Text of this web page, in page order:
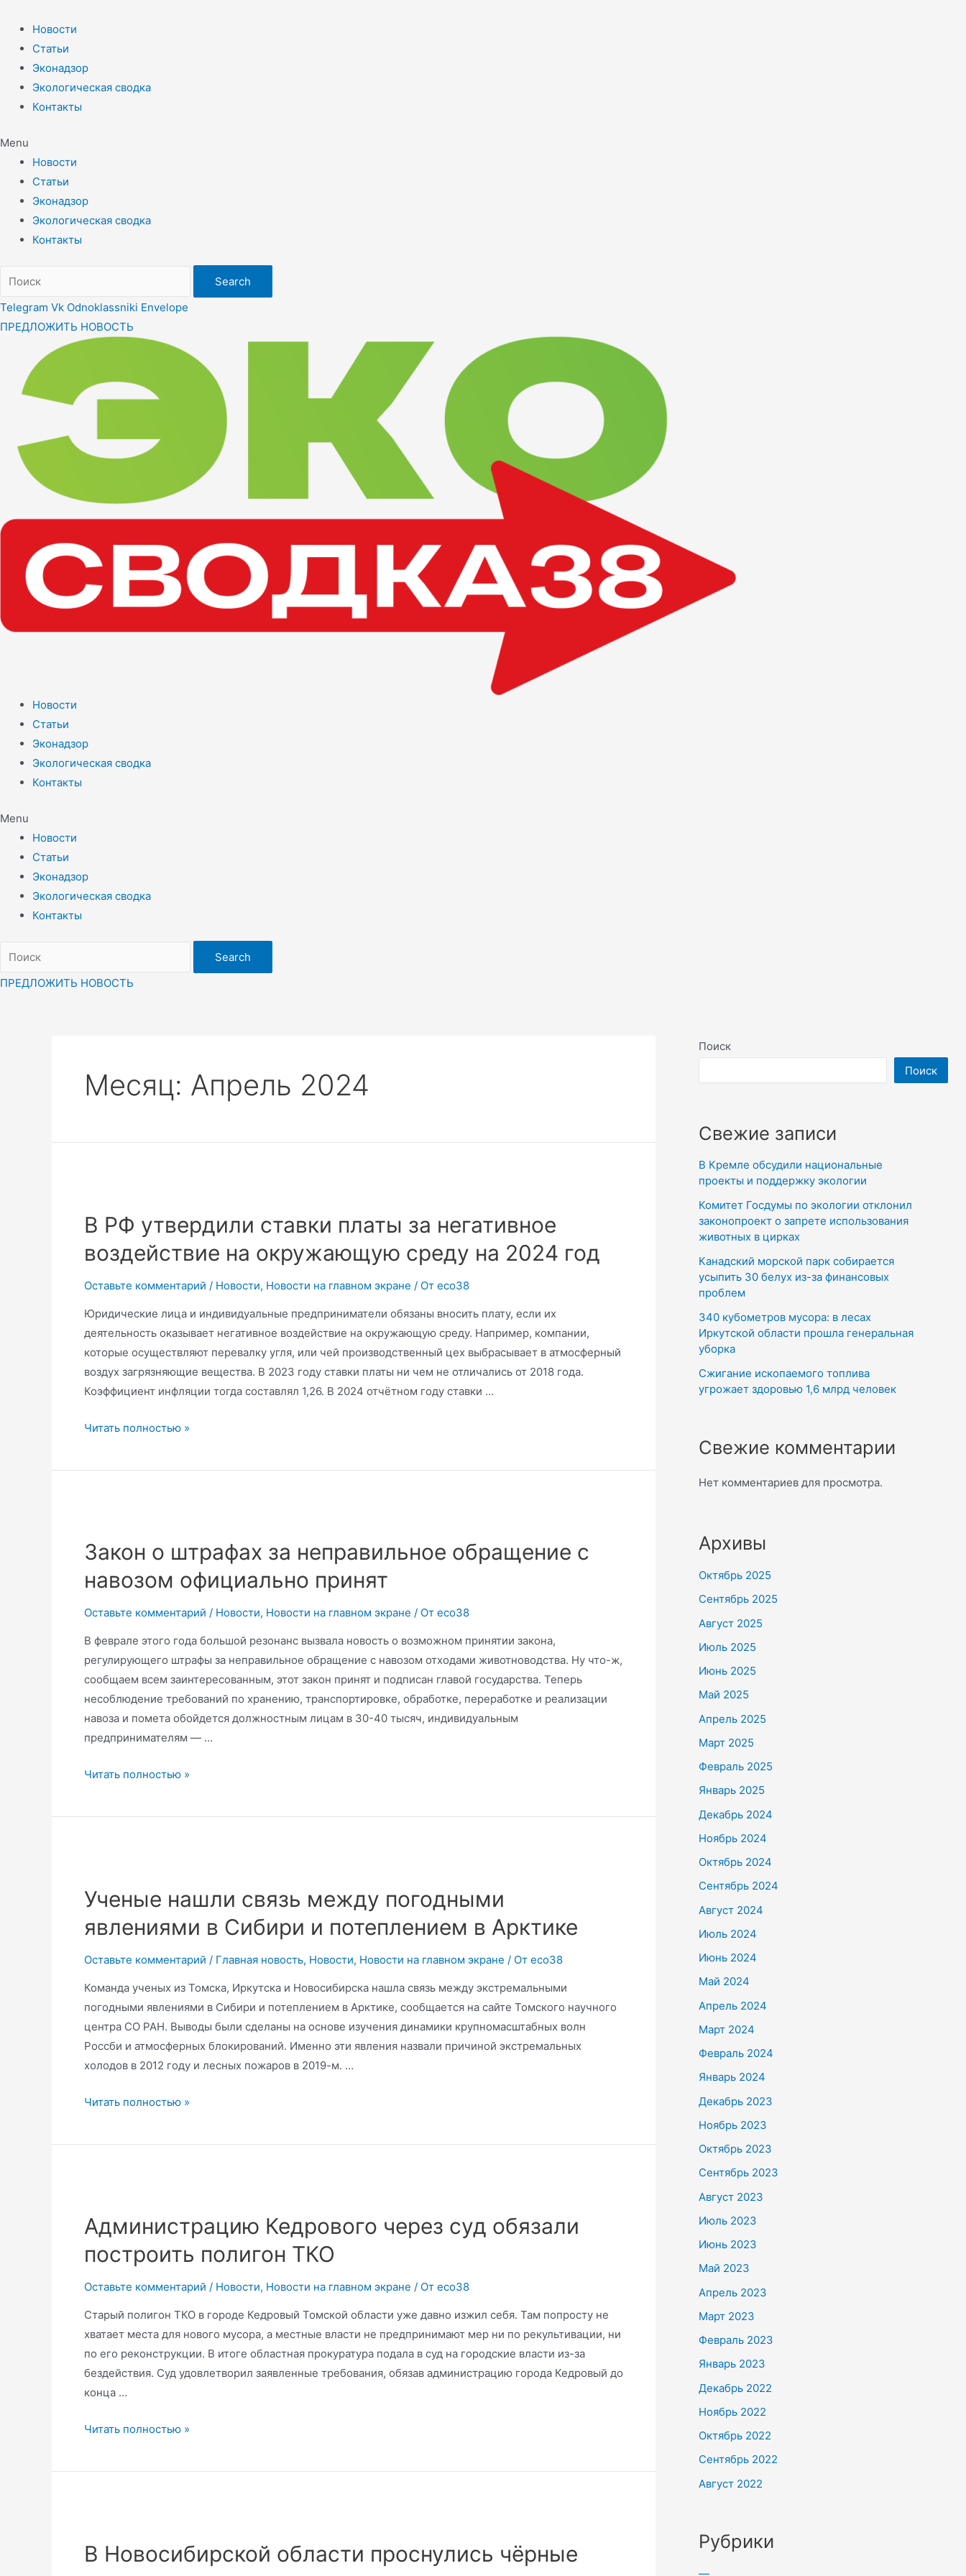
содержимому
Новости
Статьи
Эконадзор
Экологическая сводка
Контакты
Menu
Новости
Статьи
Эконадзор
Экологическая сводка
Контакты
Search
Telegram Vk Odnoklassniki Envelope
ПРЕДЛОЖИТЬ НОВОСТЬ
Новости
Статьи
Эконадзор
Экологическая сводка
Контакты
Menu
Новости
Статьи
Эконадзор
Экологическая сводка
Контакты
Search
ПРЕДЛОЖИТЬ НОВОСТЬ
Месяц: Апрель 2024
В РФ утвердили ставки платы за негативное
воздействие на окружающую среду на 2024 год
Оставьте комментарий / Новости, Новости на главном экране / От eco38
Юридические лица и индивидуальные предприниматели обязаны вносить плату, если их
деятельность оказывает негативное воздействие на окружающую среду. Например, компании,
которые осуществляют перевалку угля, или чей производственный цех выбрасывает в атмосферный
воздух загрязняющие вещества. В 2023 году ставки платы ни чем не отличались от 2018 года.
Коэффициент инфляции тогда составлял 1,26. В 2024 отчётном году ставки …
В
негативное
воздействие
на
среду
на
2024
год
Читать полностью »
Закон о штрафах за неправильное обращение с
навозом официально принят
Оставьте комментарий / Новости, Новости на главном экране / От eco38
В феврале этого года большой резонанс вызвала новость о возможном принятии закона,
регулирующего штрафы за неправильное обращение с навозом отходами животноводства. Ну что-ж,
сообщаем всем заинтересованным, этот закон принят и подписан главой государства. Теперь
несоблюдение требований по хранению, транспортировке, обработке, переработке и реализации
навоза и помета обойдется должностным лицам в 30-40 тысяч, индивидуальным
предпринимателям — …
Закон
с
навозом
официально
Читать полностью »
Ученые нашли связь между погодными
явлениями в Сибири и потеплением в Арктике
Оставьте комментарий / Главная новость, Новости, Новости на главном экране / От eco38
Команда ученых из Томска, Иркутска и Новосибирска нашла связь между экстремальными
погодными явлениями в Сибири и потеплением в Арктике, сообщается на сайте Томского научного
центра СО РАН. Выводы были сделаны на основе изучения динамики крупномасштабных волн
Россби и атмосферных блокирований. Именно эти явления назвали причиной экстремальных
холодов в 2012 году и лесных пожаров в 2019-м. …
Ученые
Сибири
и
в
Арктике
Читать полностью »
Администрацию Кедрового через суд обязали
построить полигон ТКО
Оставьте комментарий / Новости, Новости на главном экране / От eco38
Старый полигон ТКО в городе Кедровый Томской области уже давно изжил себя. Там попросту не
хватает места для нового мусора, а местные власти не предпринимают мер ни по рекультивации, ни
по его реконструкции. В итоге областная прокуратура подала в суд на городские власти из-за
бездействия. Суд удовлетворил заявленные требования, обязав администрацию города Кедровый до
конца …
Администрацию
полигон
ТКО
Читать полностью »
В Новосибирской области проснулись чёрные
Поиск
Поиск
Свежие записи
В Кремле обсудили национальные
проекты и поддержку экологии
Комитет Госдумы по экологии отклонил
законопроект о запрете использования
животных в цирках
Канадский морской парк собирается
усыпить 30 белух из-за финансовых
проблем
340 кубометров мусора: в лесах
Иркутской области прошла генеральная
уборка
Сжигание ископаемого топлива
угрожает здоровью 1,6 млрд человек
Свежие комментарии
Нет комментариев для просмотра.
Архивы
Октябрь 2025
Сентябрь 2025
Август 2025
Июль 2025
Июнь 2025
Май 2025
Апрель 2025
Март 2025
Февраль 2025
Январь 2025
Декабрь 2024
Ноябрь 2024
Октябрь 2024
Сентябрь 2024
Август 2024
Июль 2024
Июнь 2024
Май 2024
Апрель 2024
Март 2024
Февраль 2024
Январь 2024
Декабрь 2023
Ноябрь 2023
Октябрь 2023
Сентябрь 2023
Август 2023
Июль 2023
Июнь 2023
Май 2023
Апрель 2023
Март 2023
Февраль 2023
Январь 2023
Декабрь 2022
Ноябрь 2022
Октябрь 2022
Сентябрь 2022
Август 2022
Рубрики